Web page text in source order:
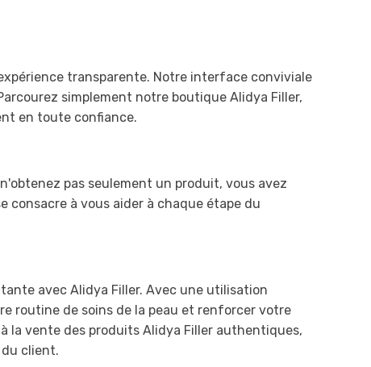
transparente. Notre interface conviviale
simplement notre boutique Alidya Filler,
en toute confiance.
pas seulement un produit, vous avez
consacre à vous aider à chaque étape du
avec Alidya Filler. Avec une utilisation
routine de soins de la peau et renforcer votre
la vente des produits Alidya Filler authentiques,
client.